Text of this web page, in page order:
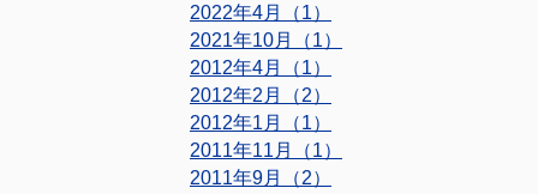
2022年4月（1）
2021年10月（1）
2012年4月（1）
2012年2月（2）
2012年1月（1）
2011年11月（1）
2011年9月（2）